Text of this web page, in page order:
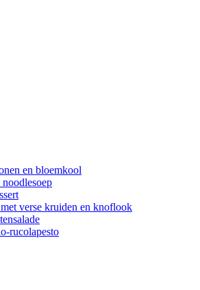
en bloemkool
verse kruiden en knoflook
rucolapesto